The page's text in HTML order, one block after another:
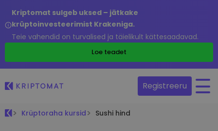
Kriptomat sulgeb uksed – jätkake
krüptoinvesteerimist Krakeniga.
Teie vahendid on turvalised ja täielikult kättesaadavad.
Loe teadet
Registreeru
Krüptoraha kursid Sushi hind